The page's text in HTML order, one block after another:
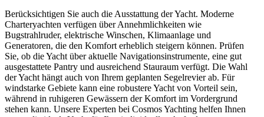
Berücksichtigen Sie auch die Ausstattung der Yacht. Moderne
Charteryachten verfügen über Annehmlichkeiten wie
Bugstrahlruder, elektrische Winschen, Klimaanlage und
Generatoren, die den Komfort erheblich steigern können. Prüfen
Sie, ob die Yacht über aktuelle Navigationsinstrumente, eine gut
ausgestattete Pantry und ausreichend Stauraum verfügt. Die Wahl
der Yacht hängt auch von Ihrem geplanten Segelrevier ab. Für
windstarke Gebiete kann eine robustere Yacht von Vorteil sein,
während in ruhigeren Gewässern der Komfort im Vordergrund
stehen kann. Unsere Experten bei Cosmos Yachting helfen Ihnen